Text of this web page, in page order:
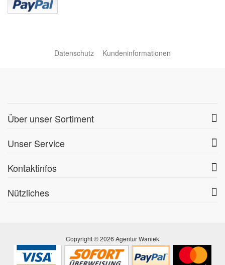
Datenschutz Kundeninformationen
Über unser Sortiment
Unser Service
Kontaktinfos
Nützliches
Copyright © 2026 Agentur Waniek